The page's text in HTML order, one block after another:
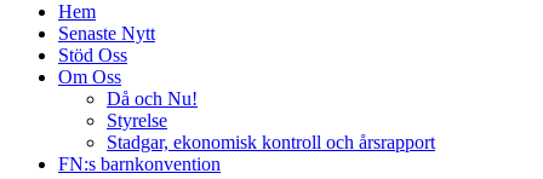
Hem
Senaste Nytt
Stöd Oss
Om Oss
Då och Nu!
Styrelse
Stadgar, ekonomisk kontroll och årsrapport
FN:s barnkonvention